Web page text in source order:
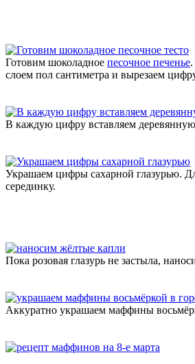
Готовим шоколадное песочное печенье
слоем пол сантиметра и вырезаем
В каждую цифру вставляем деревянную
Украшаем цифры сахарной глазурью.
серединку.
Пока розовая глазурь не застыла,
Аккуратно украшаем маффины